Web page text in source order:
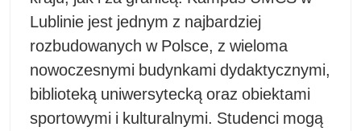
Lublinie jest jednym z najbardziej
rozbudowanych w Polsce, z wieloma
nowoczesnymi budynkami dydaktycznymi,
biblioteką uniwersytecką oraz obiektami
sportowymi i kulturalnymi. Studenci mogą